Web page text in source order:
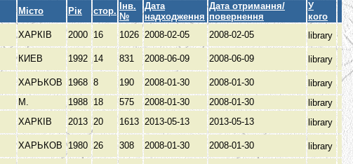
Місто Рік стор.
Інв.
№
Дата
надходження
Дата отримання/
повернення
У
кого
ХАРКІВ 2000 16 1026 2008-02-05 2008-02-05 library
КИЕВ 1992 14 831 2008-06-09 2008-06-09 library
ХАРЬКОВ 1968 8 190 2008-01-30 2008-01-30
library
М. 1988 18 575 2008-01-30 2008-01-30
library
ХАРКІВ 2013 20 1613 2013-05-13 2013-05-13 library
ХАРЬКОВ 1980 26 308 2008-01-30 2008-01-30 library